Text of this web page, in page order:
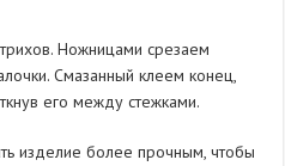
Ножницами срезаем
Смазанный клеем конец,
его между стежками.
изделие более прочным, чтобы